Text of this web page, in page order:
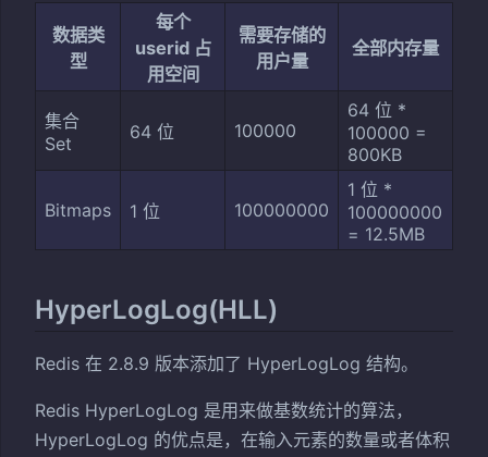
数据类
型
每个
userid 占
用空间
需要存储的
用户量
全部内存量
集合
Set
64 位 100000
64 位 *
100000 =
800KB
Bitmaps 1 位 100000000
1 位 *
100000000
= 12.5MB
HyperLogLog(HLL)
Redis 在 2.8.9 版本添加了 HyperLogLog 结构。
Redis HyperLogLog 是用来做基数统计的算法，
HyperLogLog 的优点是，在输入元素的数量或者体积